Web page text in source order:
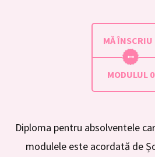
MĂ ÎNSCRIU
MODULUL
Diploma pentru absolventele
modulele este acordată de